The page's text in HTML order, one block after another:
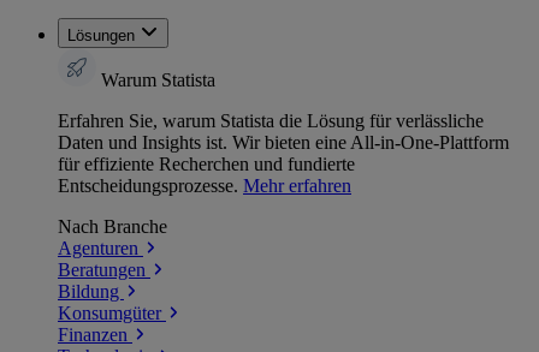
Lösungen
Warum Statista
Erfahren Sie, warum Statista die Lösung für verlässliche
Daten und Insights ist. Wir bieten eine All-in-One-Plattform
für effiziente Recherchen und fundierte
Entscheidungsprozesse. Mehr erfahren
Nach Branche
Agenturen
Beratungen
Bildung
Konsumgüter
Finanzen